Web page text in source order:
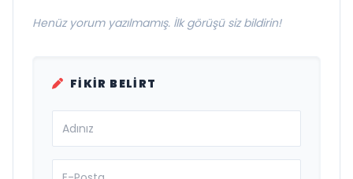
Henüz yorum yazılmamış. İlk görüşü siz bildirin!
FIKIR BELIRT